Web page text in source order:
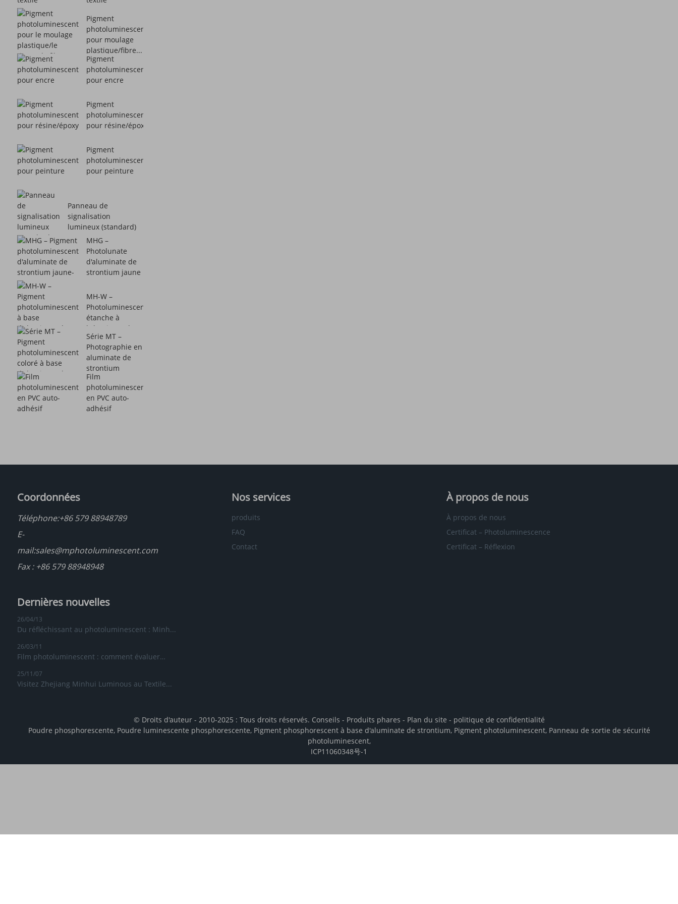
Pigment
photoluminescent
pour moulage
plastique/fibre...
Pigment
photoluminescent
pour encre
Pigment
photoluminescent
pour résine/époxy
Pigment
photoluminescent
pour peinture
Panneau de
signalisation
lumineux (standard)
MHG –
Photolunate
d'aluminate de
strontium jaune
MH-W –
Photoluminescence
étanche à
l'aluminate de
strontium...
Série MT –
Photographie en
aluminate de
strontium
coloré...
Film
photoluminescent
en PVC auto-
adhésif
Coordonnées
Téléphone:+86 579 88948789
E-
mail:sales@mphotoluminescent.com
Fax : +86 579 88948948
Nos services
produits
FAQ
Contact
À propos de nous
À propos de nous
Certificat – Photoluminescence
Certificat – Réflexion
Dernières nouvelles
26/04/13
Du réfléchissant au photoluminescent : Minh...
26/03/11
Film photoluminescent : comment évaluer…
25/11/07
Visitez Zhejiang Minhui Luminous au Textile...
© Droits d'auteur - 2010-2025 : Tous droits réservés. Conseils - Produits phares - Plan du site - politique de confidentialité
Poudre phosphorescente, Poudre luminescente phosphorescente, Pigment phosphorescent à base d'aluminate de strontium, Pigment photoluminescent, Panneau de sortie de sécurité
photoluminescent,
ICP11060348号-1